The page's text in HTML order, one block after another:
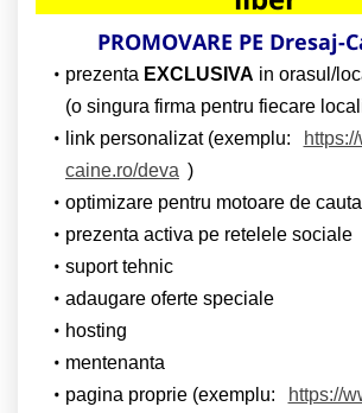
PROMOVARE PE Dresaj-
prezenta EXCLUSIVA in orasul/
(o singura firma pentru fiecare
link personalizat (exemplu:
caine.ro/deva )
optimizare pentru motoare de
prezenta activa pe retelele sociale
suport tehnic
adaugare oferte speciale
hosting
mentenanta
pagina proprie (exemplu:
https://